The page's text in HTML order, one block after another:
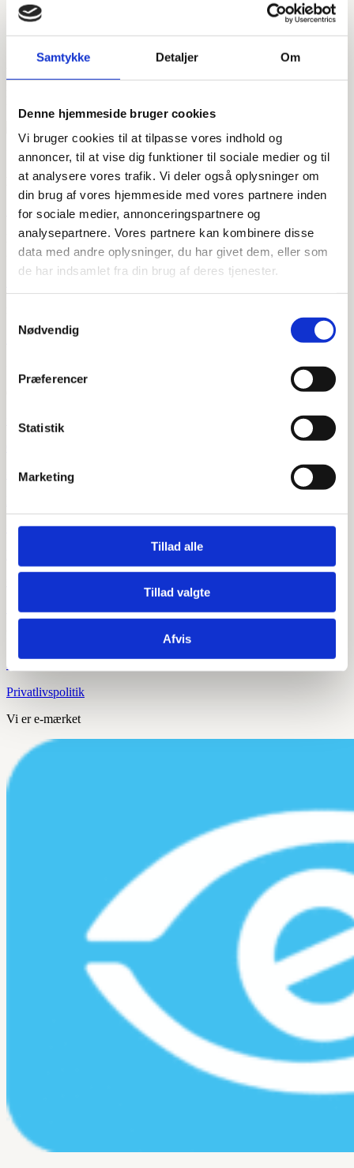
Samtykke Detaljer Om
Denne hjemmeside bruger cookies
Vi bruger cookies til at tilpasse vores indhold og
annoncer, til at vise dig funktioner til sociale medier og til
at analysere vores trafik. Vi deler også oplysninger om
din brug af vores hjemmeside med vores partnere inden
for sociale medier, annonceringspartnere og
analysepartnere. Vores partnere kan kombinere disse
data med andre oplysninger, du har givet dem, eller som
de har indsamlet fra din brug af deres tjenester.
Nødvendig
Præferencer
Statistik
Marketing
Tillad alle
Tillad valgte
Afvis
VVSdeluxe.dk er en del af:
NICOBELLI VVS ApS
Lunikvej 5D
2670 Greve Strand
Sitemap
Privatlivspolitik
Vi er e-mærket